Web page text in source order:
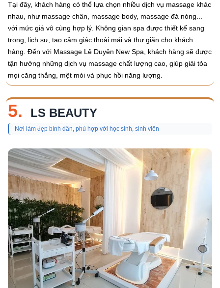
Tại đây, khách hàng có thể lựa chọn nhiều dịch vụ massage khác
nhau, như massage chân, massage body, massage đá nóng...
với mức giá vô cùng hợp lý. Không gian spa được thiết kế sang
trọng, lịch sự, tạo cảm giác thoải mái và thư giãn cho khách
hàng. Đến với Massage Lê Duyên New Spa, khách hàng sẽ được
tận hưởng những dịch vụ massage chất lượng cao, giúp giải tỏa
mọi căng thẳng, mệt mỏi và phục hồi năng lượng.
5. LS BEAUTY
Nơi làm đẹp bình dân, phù hợp với học sinh, sinh viên